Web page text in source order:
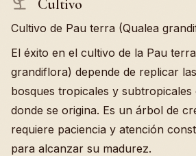
Cultivo
Cultivo de Pau terra (Qualea
El éxito en el cultivo de la Pau
grandiflora) depende de replicar
bosques tropicales y subtropicales
donde se origina. Es un árbol de
requiere paciencia y atención
para alcanzar su madurez.